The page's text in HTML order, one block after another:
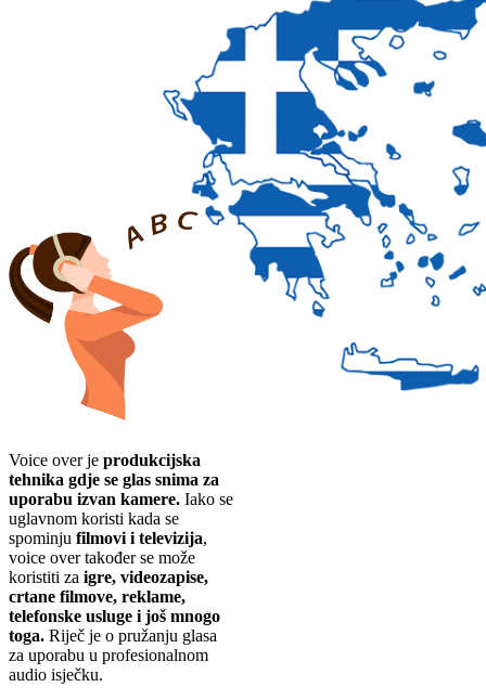
Voice over je produkcijska
tehnika gdje se glas snima za
uporabu izvan kamere. Iako se
uglavnom koristi kada se
spominju filmovi i televizija,
voice over također se može
koristiti za igre, videozapise,
crtane filmove, reklame,
telefonske usluge i još mnogo
toga. Riječ je o pružanju glasa
za uporabu u profesionalnom
audio isječku.